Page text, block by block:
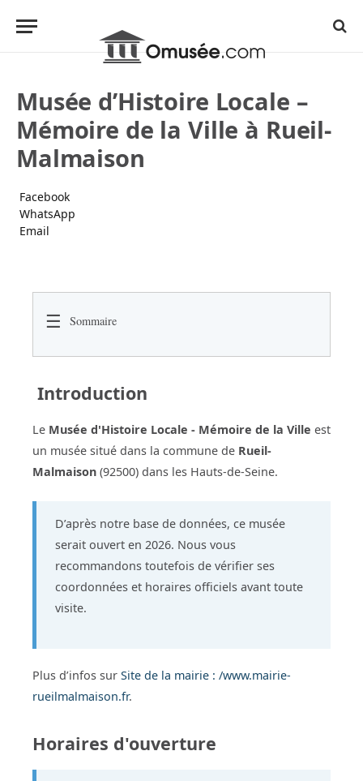
Musée d’Histoire Locale –
Mémoire de la Ville à Rueil-
Malmaison
Facebook
WhatsApp
Email
☰ Sommaire
Introduction
Le Musée d'Histoire Locale - Mémoire de la Ville est
un musée situé dans la commune de Rueil-
Malmaison (92500) dans les Hauts-de-Seine.
D’après notre base de données, ce musée
serait ouvert en 2026. Nous vous
recommandons toutefois de vérifier ses
coordonnées et horaires officiels avant toute
visite.
Plus d’infos sur Site de la mairie : /www.mairie-
rueilmalmaison.fr.
Horaires d'ouverture